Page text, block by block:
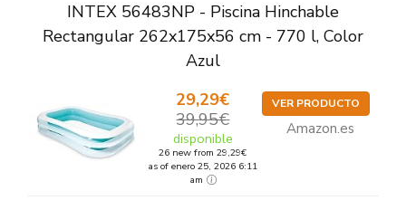
INTEX 56483NP - Piscina Hinchable
Rectangular 262x175x56 cm - 770 l, Color
Azul
29,29€
39,95€
disponible
26 new from 29,29€
as of enero 25, 2026 6:11
am
VER PRODUCTO
Amazon.es